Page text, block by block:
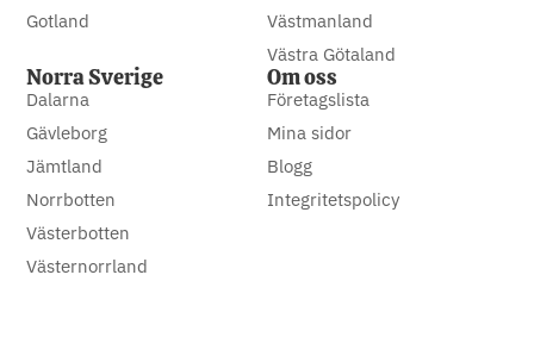
Gotland
Västmanland
Västra Götaland
Norra Sverige
Dalarna
Gävleborg
Jämtland
Norrbotten
Västerbotten
Västernorrland
Om oss
Företagslista
Mina sidor
Blogg
Integritetspolicy